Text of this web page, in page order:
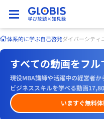
体系的に学ぶ自己啓発ダイバーシテ
すべての動画をフル
現役MBA講師や活躍中の経営者か
ビジネススキルを学べる動画
いますぐ無料